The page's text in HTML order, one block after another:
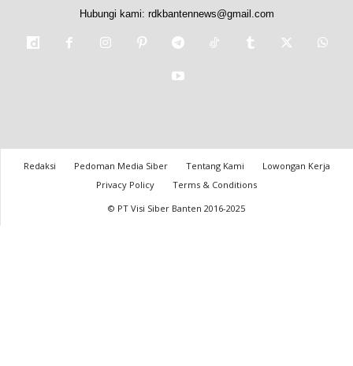
Hubungi kami: rdkbantennews@gmail.com
Redaksi Pedoman Media Siber Tentang Kami
Lowongan Kerja
Privacy Policy
Terms & Conditions
© PT Visi Siber Banten 2016-2025